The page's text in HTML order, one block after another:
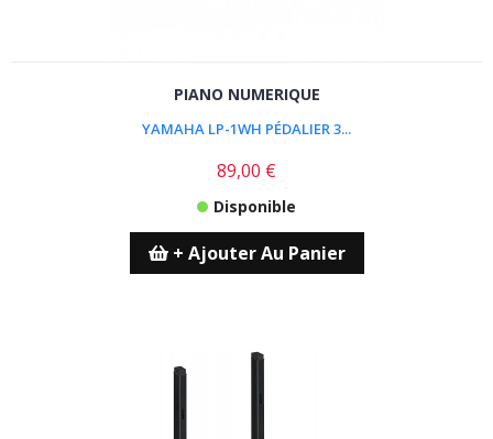
PIANO NUMERIQUE
YAMAHA LP-1WH PÉDALIER 3...
89,00 €
Disponible
+ Ajouter Au Panier